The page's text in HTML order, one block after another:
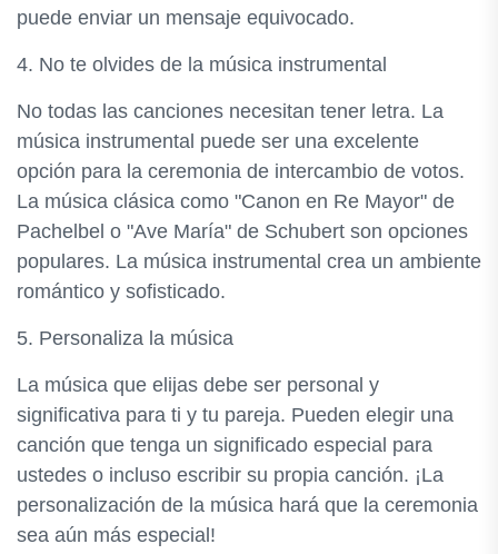
puede enviar un mensaje equivocado.
4. No te olvides de la música instrumental
No todas las canciones necesitan tener letra. La
música instrumental puede ser una excelente
opción para la ceremonia de intercambio de votos.
La música clásica como "Canon en Re Mayor" de
Pachelbel o "Ave María" de Schubert son opciones
populares. La música instrumental crea un ambiente
romántico y sofisticado.
5. Personaliza la música
La música que elijas debe ser personal y
significativa para ti y tu pareja. Pueden elegir una
canción que tenga un significado especial para
ustedes o incluso escribir su propia canción. ¡La
personalización de la música hará que la ceremonia
sea aún más especial!